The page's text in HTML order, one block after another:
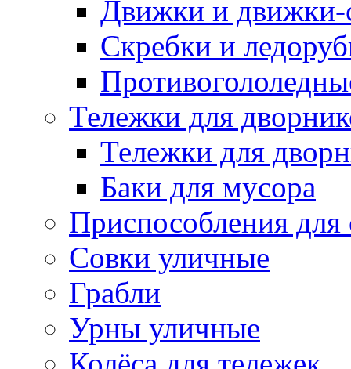
Движки и движки-
Скребки и
Тележки для
Тележки для
Баки для мусора
Приспособления для
Совки уличные
Грабли
Урны уличные